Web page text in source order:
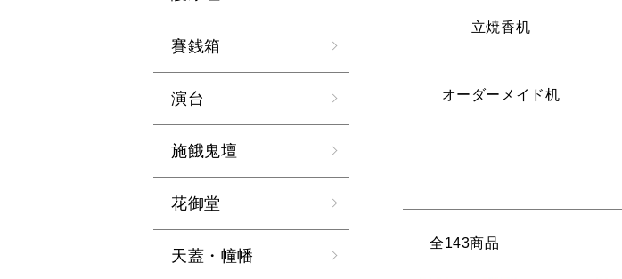
立焼香机
オーダーメイド机
全143商品
賽銭箱
演台
施餓鬼壇
花御堂
天蓋・幢幡